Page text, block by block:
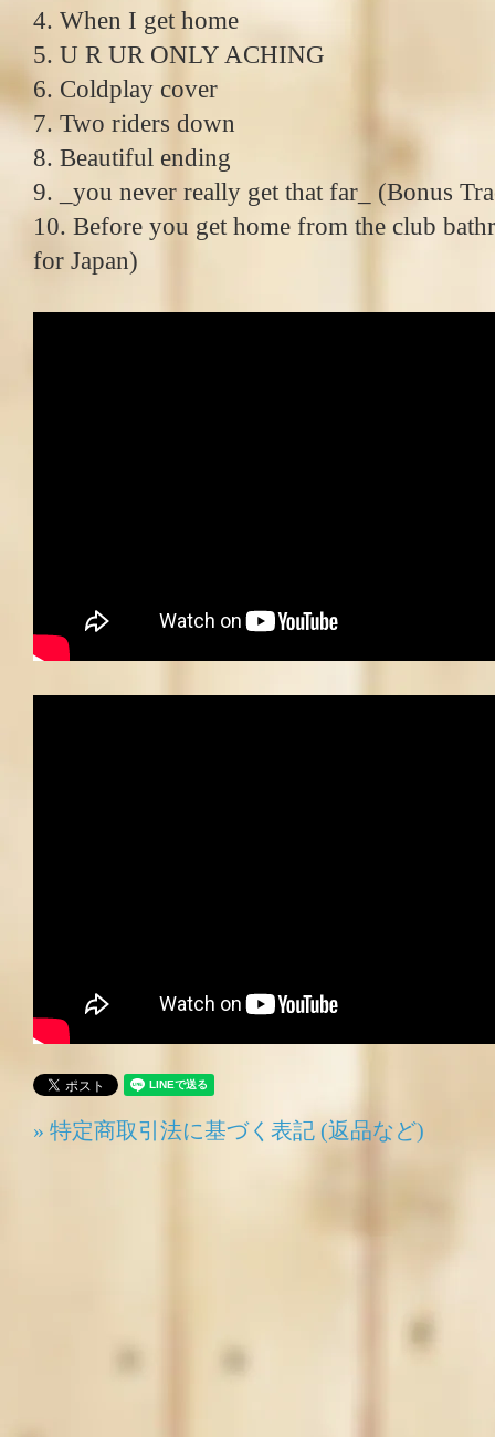
4. When I get home
5. U R UR ONLY ACHING
6. Coldplay cover
7. Two riders down
8. Beautiful ending
9. _you never really get that far_ (Bonus
10. Before you get home from the club
for Japan)
» 特定商取引法に基づく表記 (返品など)